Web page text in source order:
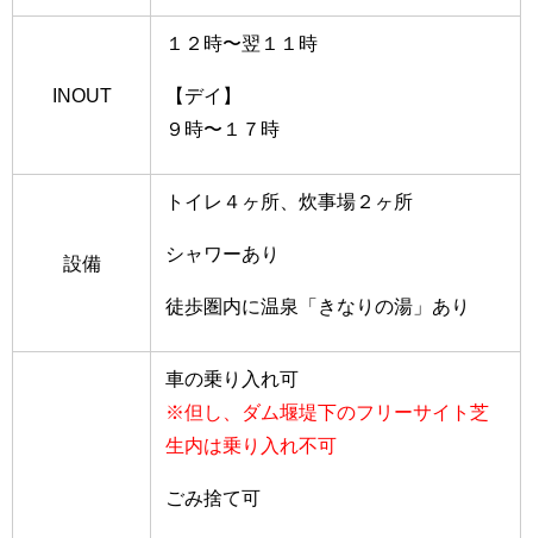
INOUT
１２時〜翌１１時
【デイ】
９時〜１７時
設備
トイレ４ヶ所、炊事場２ヶ所
シャワーあり
徒歩圏内に温泉「きなりの湯」あり
車の乗り入れ可
※但し、ダム堰堤下のフリーサイト芝
生内は乗り入れ不可
ごみ捨て可